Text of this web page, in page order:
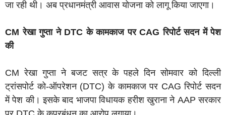
जा रही थी। अब प्रधानमंत्री आवास योजना को लागू किया जाएगा।
CM रेखा गुप्ता ने DTC के कामकाज पर CAG रिपोर्ट सदन में पेश
की
CM रेखा गुप्ता ने बजट सत्र के पहले दिन सोमवार को दिल्ली
ट्रांसपोर्ट को-ऑपरेशन (DTC) के कामकाज पर CAG रिपोर्ट सदन
में पेश की। इसके बाद भाजपा विधायक हरीश खुराना ने AAP सरकार